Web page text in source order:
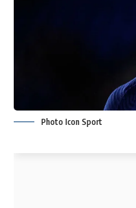
Photo Icon Sport